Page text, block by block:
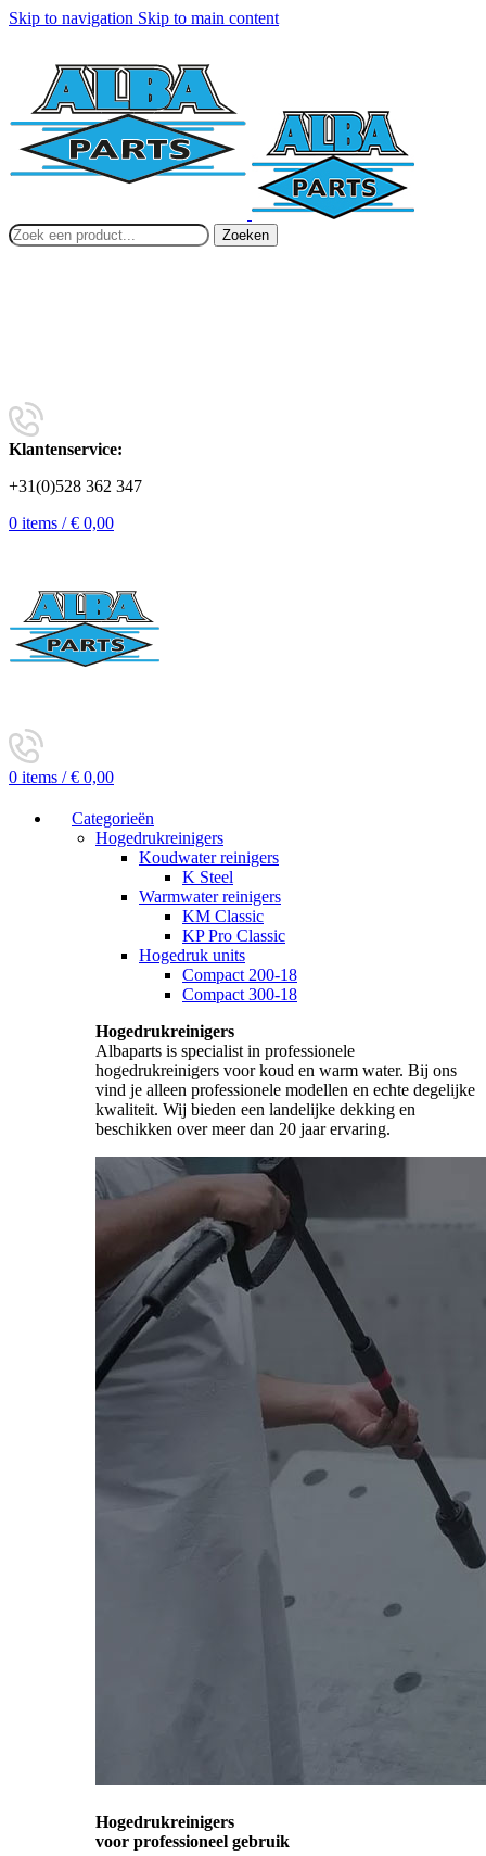
Skip to navigation Skip to main content
Zoeken
Klantenservice:
+31(0)528 362 347
0 items / € 0,00
0 items / € 0,00
Categorieën
Hogedrukreinigers
Koudwater reinigers
K Steel
Warmwater reinigers
KM Classic
KP Pro Classic
Hogedruk units
Compact 200-18
Compact 300-18
Hogedrukreinigers
Albaparts is specialist in professionele
hogedrukreinigers voor koud en warm water. Bij ons
vind je alleen professionele modellen en echte degelijke
kwaliteit. Wij bieden een landelijke dekking en
beschikken over meer dan 20 jaar ervaring.
Hogedrukreinigers
voor professioneel gebruik